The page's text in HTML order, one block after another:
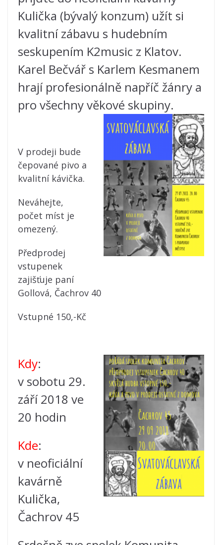
Kulička (bývalý konzum) užít si
kvalitní zábavu s hudebním
seskupením K2music z Klatov.
Karel Bečvář s Karlem Kesmanem
hrají profesionálně napříč žánry a
pro všechny věkové skupiny.
V prodeji bude
čepované pivo a
kvalitní kávička.
Neváhejte,
počet míst je
omezený.
Předprodej
vstupenek
zajišťuje paní
Gollová, Čachrov 40
Vstupné 150,-Kč
Kdy:
v sobotu 29.
září 2018 ve
20 hodin
Kde:
v neoficiální
kavárně
Kulička,
Čachrov 45